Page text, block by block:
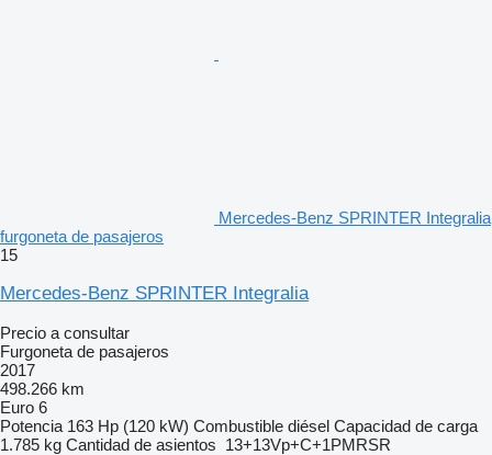
Mercedes-Benz SPRINTER Integralia
furgoneta de pasajeros
15
Mercedes-Benz SPRINTER Integralia
Precio a consultar
Furgoneta de pasajeros
2017
498.266 km
Euro 6
Potencia 163 Hp (120 kW) Combustible diésel Capacidad de carga
1.785 kg Cantidad de asientos 13+13Vp+C+1PMRSR